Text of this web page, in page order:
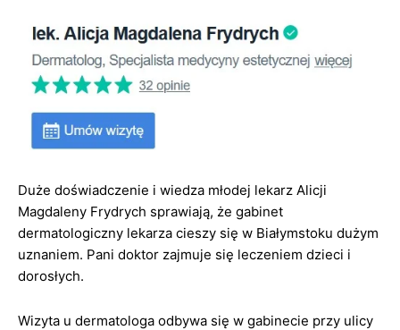
Duże doświadczenie i wiedza młodej lekarz Alicji
Magdaleny Frydrych sprawiają, że gabinet
dermatologiczny lekarza cieszy się w Białymstoku dużym
uznaniem. Pani doktor zajmuje się leczeniem dzieci i
dorosłych.
Wizyta u dermatologa odbywa się w gabinecie przy ulicy